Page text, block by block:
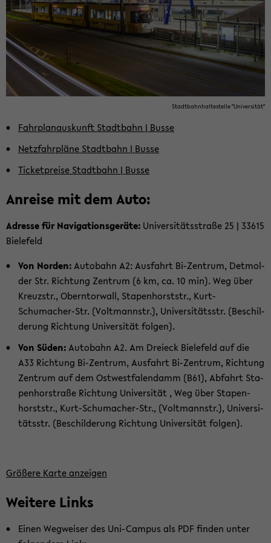
Stadt­bahn­hal­te­stel­le "Uni­ver­si­tät"
Fahr­plan­aus­kunft Stadt­bahn | Busse
Netz­fahr­plä­ne Stadt­bahn | Busse
Ti­cket­prei­se Stadt­bahn | Busse
An­rei­se mit dem Auto:
Adres­se für Na­vi­ga­ti­ons­ge­rä­te: Uni­ver­si­täts­stra­ße 25 | 33615
Bie­le­feld
Von Nor­den:Au­to­bahn A2: Aus­fahrt Bi-​Zentrum, Det­mol­
der Str. Rich­tung Zen­trum (6 km, ca. 10 min). Weg über
Kreuz­str., Obern­tor­wall, Sta­pen­horst­str., Kurt-​
Schumacher-Str. (Volt­mann­str.), Uni­ver­si­täts­str. (Be­schil­
de­rung Rich­tung Uni­ver­si­tät fol­gen).
Von Süden:Au­to­bahn A2. Am Drei­eck Bie­le­feld auf die
A33 Rich­tung Bi-​Zentrum, Aus­fahrt Bi-​Zentrum, Rich­tung
Zen­trum auf dem Ost­west­fa­len­damm (B61), Ab­fahrt Sta­
pen­hor­stra­ße Rich­tung Uni­ver­si­tät , Weg über Sta­pen­
horst­str., Kurt-​Schumacher-Str., (Volt­mann­str.), Uni­ver­si­
täts­str. (Be­schil­de­rung Rich­tung Uni­ver­si­tät fol­gen).
Grö­ße­re Karte an­zei­gen
Wei­te­re Links
Einen Weg­wei­ser des Uni-​Campus als PDF fin­den unter